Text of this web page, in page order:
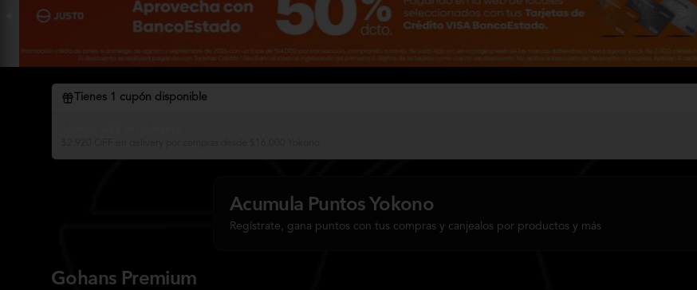
Tienes 1 cupón disponible
Acumula Puntos Yokono
Regístrate, gana puntos con tus compras y canjealos por productos y más
Gohans Premium